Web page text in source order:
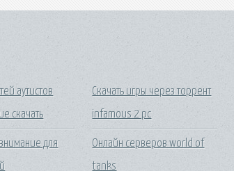
аутистов
скачать
для
Скачать игры через торрент
infamous 2 pc
Онлайн серверов world of
tanks